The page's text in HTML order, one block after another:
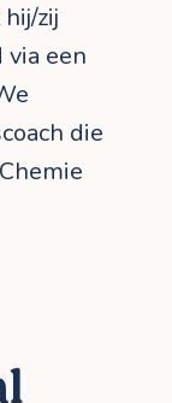
zij
een
die